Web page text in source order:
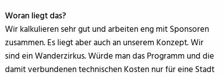
Woran liegt das?
Wir kalkulieren sehr gut und arbeiten eng mit Sponsoren
zusammen. Es liegt aber auch an unserem Konzept. Wir
sind ein Wanderzirkus. Würde man das Programm und die
damit verbundenen technischen Kosten nur für eine Stadt